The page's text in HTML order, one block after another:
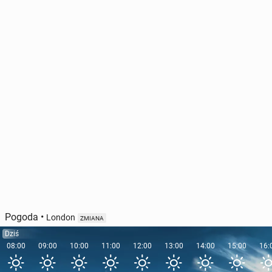
Pogoda • London ZMIANA
Dziś
08:00
09:00 10:00 11:00 12:00 13:00 14:00 15:00